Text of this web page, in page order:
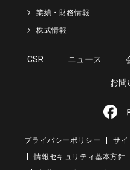
業績・財務情報
株式情報
CSR ニュース
お問
プライバシーポリシー サイ
情報セキュリティ基本方針